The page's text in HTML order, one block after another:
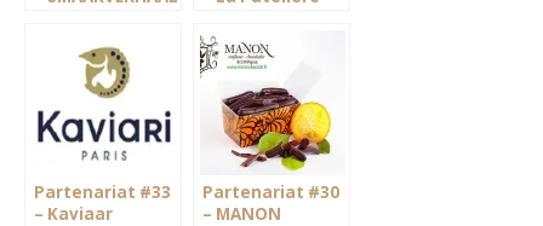
Partenariat #33
– Kaviaar
Partenariat #30
– MANON